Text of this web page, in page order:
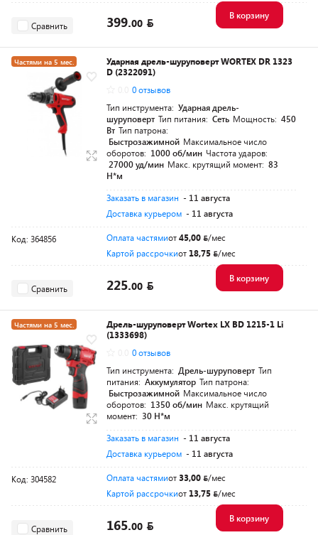
Сравнить 399.00
В корзину
Частями на 5 мес.
Разумная цена
Ударная дрель-шуруповерт WORTEX DR 1323
D (2322091)
0 отзывов
Тип инструмента: Ударная дрель-
шуруповерт Тип питания: Сеть Мощность: 450
Вт Тип патрона:
Быстрозажимной Максимальное число
оборотов: 1000 об/мин Частота ударов:
27000 уд/мин Макс. крутящий момент: 83
Н*м
Заказать в магазин - 11 августа
Доставка курьером - 11 августа
Код: 364856 Оплата частямиот45,00
/мес
Картой рассрочкиот 18,75 /мес
Сравнить 225.00
В корзину
Частями на 5 мес.
Разумная цена
Дрель-шуруповерт Wortex LX BD 1215-1 Li
(1333698)
0 отзывов
Тип инструмента: Дрель-шуруповерт Тип
питания: Аккумулятор Тип патрона:
Быстрозажимной Максимальное число
оборотов: 1350 об/мин Макс. крутящий
момент: 30 Н*м
Заказать в магазин - 11 августа
Доставка курьером - 11 августа
Код: 304582 Оплата частямиот33,00
/мес
Картой рассрочкиот 13,75 /мес
Сравнить 165.00
В корзину